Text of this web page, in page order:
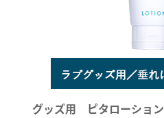
グッズ用 ピタローション